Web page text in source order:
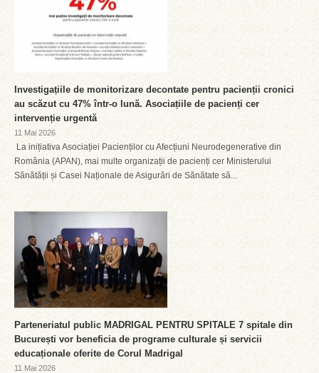
Investigațiile de monitorizare decontate pentru pacienții cronici
au scăzut cu 47% într-o lună. Asociațiile de pacienți cer
intervenție urgentă
11 Mai 2026
La inițiativa Asociației Pacienților cu Afecțiuni Neurodegenerative din
România (APAN), mai multe organizații de pacienți cer Ministerului
Sănătății și Casei Naționale de Asigurări de Sănătate să...
Parteneriatul public MADRIGAL PENTRU SPITALE 7 spitale din
București vor beneficia de programe culturale și servicii
educaționale oferite de Corul Madrigal
11 Mai 2026